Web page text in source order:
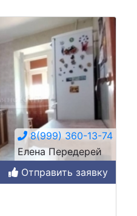
8(999) 360-13-74
Елена Передерей
Отправить заявку